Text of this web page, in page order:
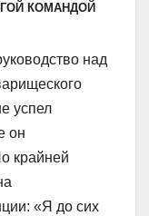
КОМАНДОЙ
над
успел
он
крайней
«Я до сих